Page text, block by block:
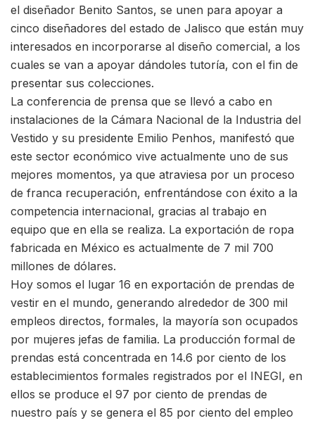
el diseñador Benito Santos, se unen para apoyar a
cinco diseñadores del estado de Jalisco que están muy
interesados en incorporarse al diseño comercial, a los
cuales se van a apoyar dándoles tutoría, con el fin de
presentar sus colecciones.
La conferencia de prensa que se llevó a cabo en
instalaciones de la Cámara Nacional de la Industria del
Vestido y su presidente Emilio Penhos, manifestó que
este sector económico vive actualmente uno de sus
mejores momentos, ya que atraviesa por un proceso
de franca recuperación, enfrentándose con éxito a la
competencia internacional, gracias al trabajo en
equipo que en ella se realiza. La exportación de ropa
fabricada en México es actualmente de 7 mil 700
millones de dólares.
Hoy somos el lugar 16 en exportación de prendas de
vestir en el mundo, generando alrededor de 300 mil
empleos directos, formales, la mayoría son ocupados
por mujeres jefas de familia. La producción formal de
prendas está concentrada en 14.6 por ciento de los
establecimientos formales registrados por el INEGI, en
ellos se produce el 97 por ciento de prendas de
nuestro país y se genera el 85 por ciento del empleo